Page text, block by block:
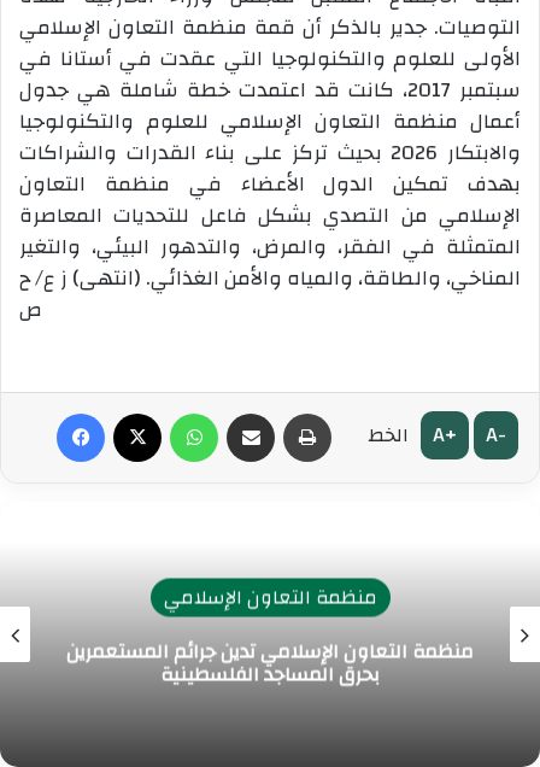
التوصيات. جدير بالذكر أن قمة منظمة التعاون الإسلامي
الأولى للعلوم والتكنولوجيا التي عقدت في أستانا في
سبتمبر 2017، كانت قد اعتمدت خطة شاملة هي جدول
أعمال منظمة التعاون الإسلامي للعلوم والتكنولوجيا
والابتكار 2026 بحيث تركز على بناء القدرات والشراكات
بهدف تمكين الدول الأعضاء في منظمة التعاون
الإسلامي من التصدي بشكل فاعل للتحديات المعاصرة
المتمثلة في الفقر، والمرض، والتدهور البيئي، والتغير
المناخي، والطاقة، والمياه والأمن الغذائي. (انتهى) ز ع/ ح
ص
فيسبوك واتساب مشاركة عبر البريد
الخط A+ A-
منظمة التعاون الإسلامي
منظمة التعاون الإسلامي تدين جرائم المستعمرين
بحرق المساجد الفلسطينية